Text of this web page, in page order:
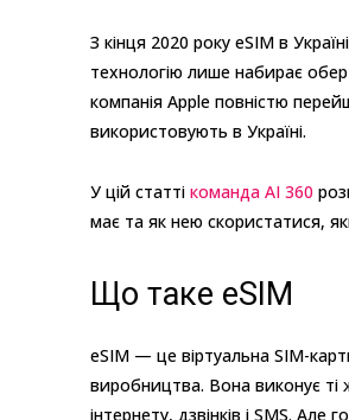
З кінця 2020 року eSIM в
технологію лише набирає
компанія Apple повністю
використовують в Україні.
У цій статті команда AI 360
має та як нею скористатися,
Що таке eSIM
еSIM — це віртуальна SIM-
виробництва. Вона виконує ті
інтернету, дзвінків і SMS.